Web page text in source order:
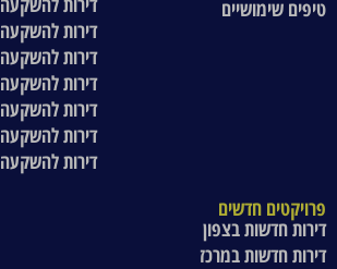
טיפים שימושיים
דירות
דירות להשקעה
דירות
דירות
דירות
דירות
פרויקטים חדשים
דירות חדשות בצפון
דירות חדשות במרכז